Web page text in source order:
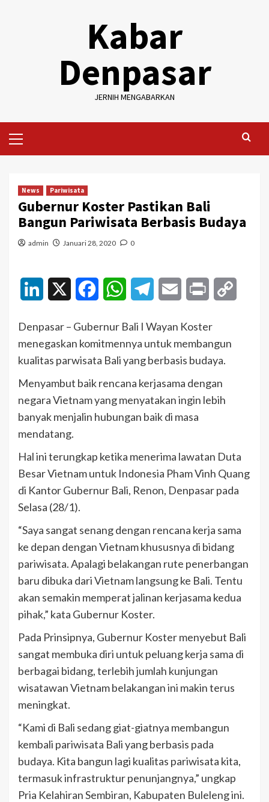
Kabar
Denpasar
JERNIH MENGABARKAN
Menu
News Pariwisata
Gubernur Koster Pastikan Bali
Bangun Pariwisata Berbasis Budaya
admin Januari 28, 2020 0
LinkedIn FacebookWhatsAppTelegramEmail Print
Denpasar – Gubernur Bali I Wayan Koster
menegaskan komitmennya untuk membangun
kualitas parwisata Bali yang berbasis budaya.
Menyambut baik rencana kerjasama dengan
negara Vietnam yang menyatakan ingin lebih
banyak menjalin hubungan baik di masa
mendatang.
Hal ini terungkap ketika menerima lawatan Duta
Besar Vietnam untuk Indonesia Pham Vinh Quang
di Kantor Gubernur Bali, Renon, Denpasar pada
Selasa (28/1).
“Saya sangat senang dengan rencana kerja sama
ke depan dengan Vietnam khususnya di bidang
pariwisata. Apalagi belakangan rute penerbangan
baru dibuka dari Vietnam langsung ke Bali. Tentu
akan semakin memperat jalinan kerjasama kedua
pihak,” kata Gubernur Koster.
Pada Prinsipnya, Gubernur Koster menyebut Bali
sangat membuka diri untuk peluang kerja sama di
berbagai bidang, terlebih jumlah kunjungan
wisatawan Vietnam belakangan ini makin terus
meningkat.
“Kami di Bali sedang giat-giatnya membangun
kembali pariwisata Bali yang berbasis pada
budaya. Kita bangun lagi kualitas pariwisata kita,
termasuk infrastruktur penunjangnya,” ungkap
Pria Kelahiran Sembiran, Kabupaten Buleleng ini.